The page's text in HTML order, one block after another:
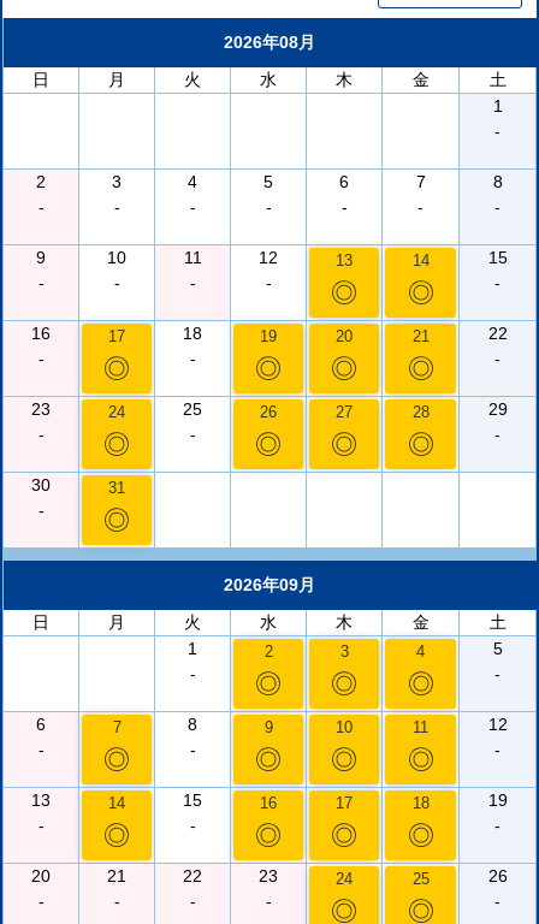
2026年08月
日
月 火 水 木 金
土
1
-
2
-
3
-
4
-
5
-
6
-
7
-
8
-
9
-
10
-
11
-
12
-
13
◎
14
◎
15
-
16
-
17
◎
18
-
19
◎
20
◎
21
◎
22
-
23
-
24
◎
25
-
26
◎
27
◎
28
◎
29
-
30
-
31
◎
2026年09月
日
月 火 水 木 金
土
1
-
2
◎
3
◎
4
◎
5
-
6
-
7
◎
8
-
9
◎
10
◎
11
◎
12
-
13
-
14
◎
15
-
16
◎
17
◎
18
◎
19
-
20
-
21
-
22
-
23
-
24
◎
25
◎
26
-